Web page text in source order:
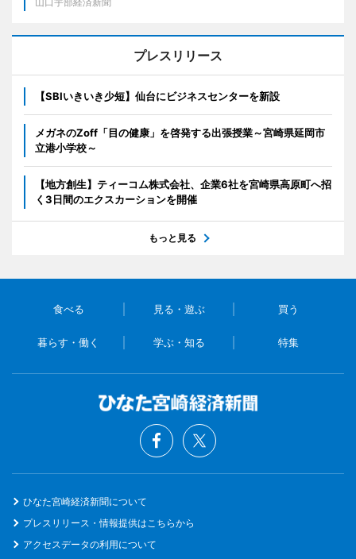
プレスリリース
【SBIいきいき少短】仙台にビジネスセンターを新設
メガネのZoff「目の健康」を啓発する出張授業～宮崎県延岡市
立港小学校～
【地方創生】ティーコム株式会社、企業6社を宮崎県高原町へ招
く3日間のエクスカーションを開催
もっと見る
食べる 見る・遊ぶ 買う
暮らす・働く 学ぶ・知る 特集
ひなた宮崎経済新聞について
プレスリリース・情報提供はこちらから
アクセスデータの利用について